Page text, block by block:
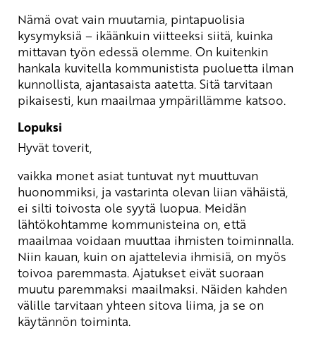
Nämä ovat vain muutamia, pintapuolisia
kysymyksiä – ikäänkuin viitteeksi siitä, kuinka
mittavan työn edessä olemme. On kuitenkin
hankala kuvitella kommunistista puoluetta ilman
kunnollista, ajantasaista aatetta. Sitä tarvitaan
pikaisesti, kun maailmaa ympärillämme katsoo.
Lopuksi
Hyvät toverit,
vaikka monet asiat tuntuvat nyt muuttuvan
huonommiksi, ja vastarinta olevan liian vähäistä,
ei silti toivosta ole syytä luopua. Meidän
lähtökohtamme kommunisteina on, että
maailmaa voidaan muuttaa ihmisten toiminnalla.
Niin kauan, kuin on ajattelevia ihmisiä, on myös
toivoa paremmasta. Ajatukset eivät suoraan
muutu paremmaksi maailmaksi. Näiden kahden
välille tarvitaan yhteen sitova liima, ja se on
käytännön toiminta.